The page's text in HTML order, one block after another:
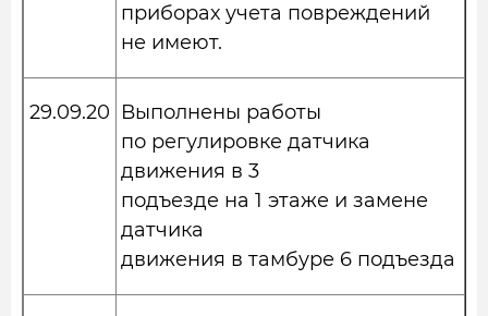
приборах учета повреждений
не имеют.
29.09.20 Выполнены работы
по регулировке датчика
движения в 3
подъезде на 1 этаже и замене
датчика
движения в тамбуре 6 подъезда